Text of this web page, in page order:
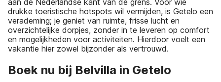
aan de Nederlandse kant van de grens. Voor wie
drukke toeristische hotspots wil vermijden, is Getelo een
verademing; je geniet van ruimte, frisse lucht en
overzichtelijke dorpjes, zonder in te leveren op comfort
en mogelijkheden voor activiteiten. Hierdoor voelt een
vakantie hier zowel bijzonder als vertrouwd.
Boek nu bij Belvilla in Getelo